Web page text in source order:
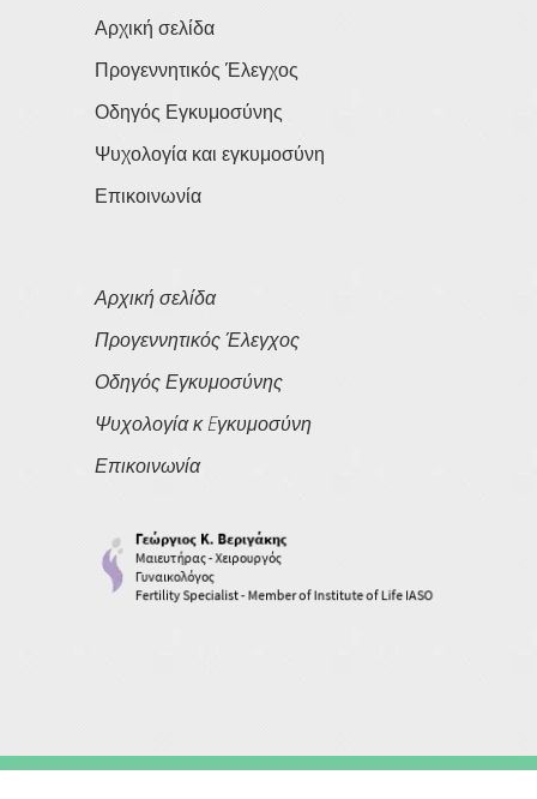
Αρχική σελίδα
Προγεννητικός Έλεγχος
Οδηγός Εγκυμοσύνης
Ψυχολογία και εγκυμοσύνη
Επικοινωνία
Αρχική σελίδα
Προγεννητικός Έλεγχος
Οδηγός Εγκυμοσύνης
Ψυχολογία κ Eγκυμοσύνη
Επικοινωνία